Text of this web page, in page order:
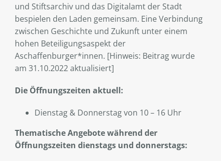
und Stiftsarchiv und das Digitalamt der Stadt
bespielen den Laden gemeinsam. Eine Verbindung
zwischen Geschichte und Zukunft unter einem
hohen Beteiligungsaspekt der
Aschaffenburger*innen. [Hinweis: Beitrag wurde
am 31.10.2022 aktualisiert]
Die Öffnungszeiten aktuell:
Dienstag & Donnerstag von 10 – 16 Uhr
Thematische Angebote während der
Öffnungszeiten dienstags und donnerstags: